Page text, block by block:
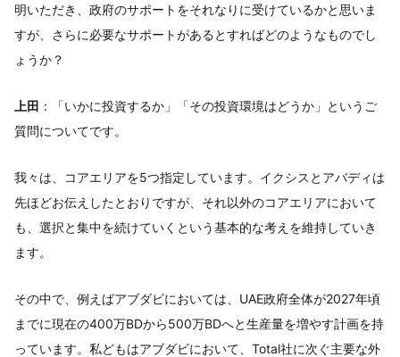
明いただき、政府のサポートをそれなりに受けているかと思いま
すが、さらに必要なサポートがあるとすればどのようなものでし
ょうか？
上田 ：「いかに投資するか」「その投資環境はどうか」というご
質問についてです。
我々は、コアエリアを5つ指定しています。イクシスとアバディは
先ほどお伝えしたとおりですが、それ以外のコアエリアにおいて
も、選択と集中を続けていくという基本的な考えを維持していき
ます。
その中で、例えばアブダビにおいては、UAE政府全体が2027年頃
までに現在の400万BDから500万BDへと生産量を増やす計画を持
っています。私どもはアブダビにおいて、Total社に次ぐ主要な外